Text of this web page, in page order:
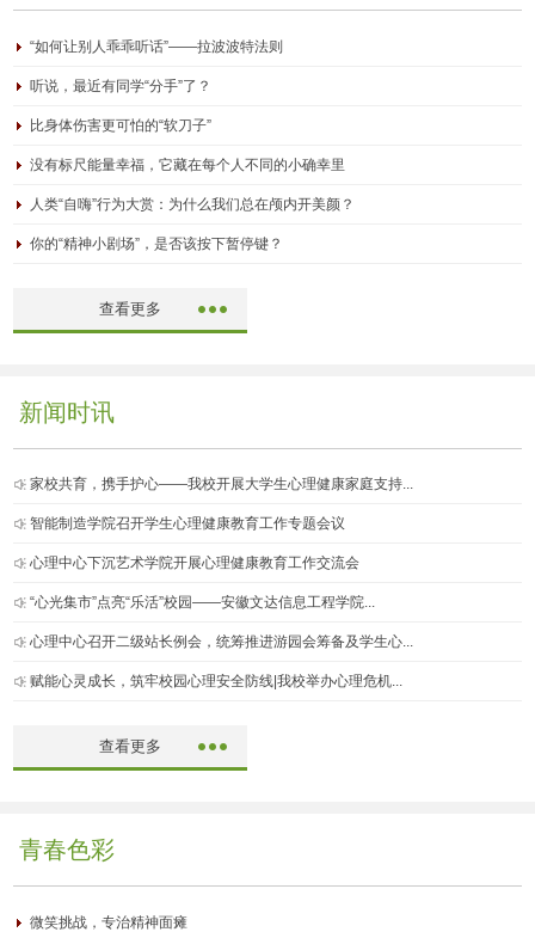
“如何让别人乖乖听话”——拉波波特法则
听说，最近有同学“分手”了？
比身体伤害更可怕的“软刀子”
没有标尺能量幸福，它藏在每个人不同的小确幸里
人类“自嗨”行为大赏：为什么我们总在颅内开美颜？
你的“精神小剧场”，是否该按下暂停键？
查看更多
新闻时讯
家校共育，携手护心——我校开展大学生心理健康家庭支持...
智能制造学院召开学生心理健康教育工作专题会议
心理中心下沉艺术学院开展心理健康教育工作交流会
“心光集市”点亮“乐活”校园——安徽文达信息工程学院...
心理中心召开二级站长例会，统筹推进游园会筹备及学生心...
赋能心灵成长，筑牢校园心理安全防线|我校举办心理危机...
查看更多
青春色彩
微笑挑战，专治精神面瘫